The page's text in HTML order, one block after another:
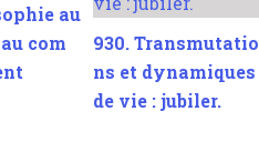
au
com
930. Transmutatio
ns et dynamiques
de vie : jubiler.